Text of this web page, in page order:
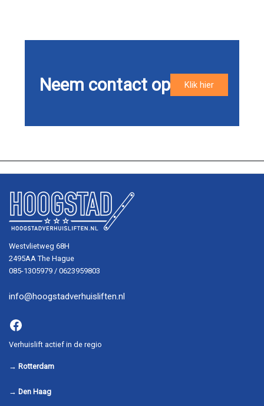
Neem contact op Klik hier
Westvlietweg 68H
2495AA The Hague
085-1305979 / 0623959803
info@hoogstadverhuisliften.nl
Facebook
Verhuislift actief in de regio
→ Rotterdam
→ Den Haag